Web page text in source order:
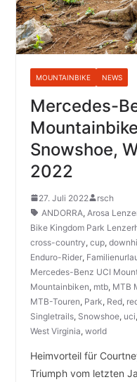
MOUNTAINBIKE NEWS
Mercedes-
Snowshoe,
2022
27. Juli 2022
rsch
ANDORRA, Arosa
Bike Kingdom Park
cross-country, cup,
Enduro-Rider,
Mercedes-Benz UCI
Mountainbiken, mtb, MTB
MTB-Touren, Park, Red,
Singletrails, Snowshoe, uci,
West Virginia, world
Heimvorteil für
Triumph vom letzten